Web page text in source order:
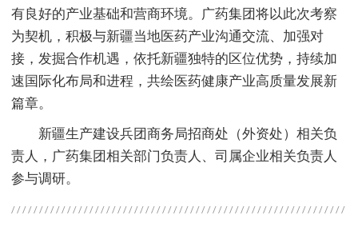
有良好的产业基础和营商环境。广药集团将以此次考察
为契机，积极与新疆当地医药产业沟通交流、加强对
接，发掘合作机遇，依托新疆独特的区位优势，持续加
速国际化布局和进程，共绘医药健康产业高质量发展新
篇章。
新疆生产建设兵团商务局招商处（外资处）相关负
责人，广药集团相关部门负责人、司属企业相关负责人
参与调研。